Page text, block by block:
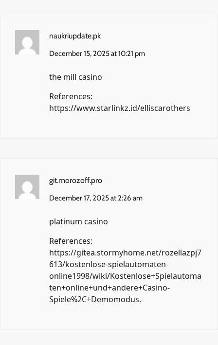
naukriupdate.pk
December 15, 2025 at 10:21 pm
the mill casino
References:
https://www.starlinkz.id/elliscarothers
git.morozoff.pro
December 17, 2025 at 2:26 am
platinum casino
References:
https://gitea.stormyhome.net/rozellazpj7
613/kostenlose-spielautomaten-
online1998/wiki/Kostenlose+Spielautoma
ten+online+und+andere+Casino-
Spiele%2C+Demomodus.-